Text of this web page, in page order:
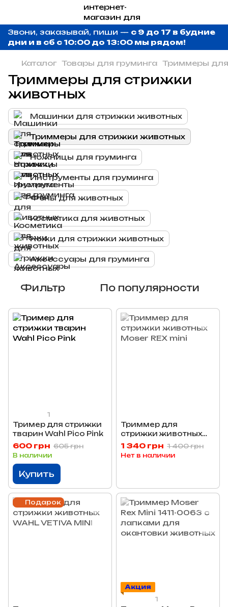
Звони, заказывай, пиши — с 9 до 17 в будние
дни и в сб с 10:00 до 13:00 мы рядом!
Каталог Товары для груминга Триммеры
Триммеры для стрижки
животных
Машинки для стрижки животных
Триммеры для стрижки животных
Ножницы для груминга
Инструменты для груминга
Фены для животных
Косметика для животных
Ножи для стрижки животных
Аксессуары для груминга
Фильтр По популярности
1
Тример для стрижки
тварин Wahl Pico Pink
600 грн 605 грн
В наличии
Купить
Триммер для
стрижки животных
Moser REX mini
1 340 грн 1 400 грн
Нет в наличии
Подарок
Акция
1